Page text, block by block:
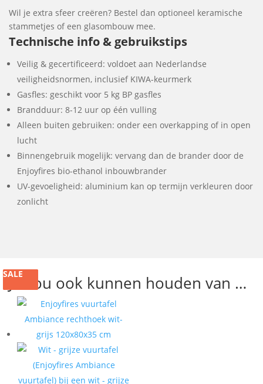
Wil je extra sfeer creëren? Bestel dan optioneel keramische
stammetjes of een glasombouw mee.
Technische info & gebruikstips
Veilig & gecertificeerd: voldoet aan Nederlandse
veiligheidsnormen, inclusief KIWA-keurmerk
Gasfles: geschikt voor 5 kg BP gasfles
Brandduur: 8-12 uur op één vulling
Alleen buiten gebruiken: onder een overkapping of in open
lucht
Binnengebruik mogelijk: vervang dan de brander door de
Enjoyfires bio-ethanol inbouwbrander
UV-gevoeligheid: aluminium kan op termijn verkleuren door
zonlicht
Je zou ook kunnen houden van …
SALE
SALE
SALE
SALE